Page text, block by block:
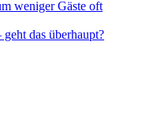
weniger Gäste oft
das überhaupt?